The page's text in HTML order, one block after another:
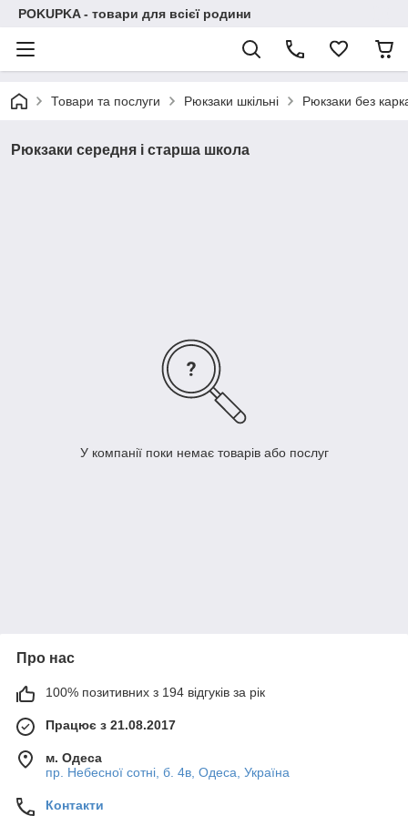
POKUPKA - товари для всієї родини
Товари та послуги Рюкзаки шкільні Рюкзаки без
Рюкзаки середня і старша школа
У компанії поки немає товарів або послуг
Про нас
100% позитивних з 194 відгуків за рік
Працює з 21.08.2017
м. Одеса
пр. Небесної сотні, б. 4в, Одеса, Україна
Контакти